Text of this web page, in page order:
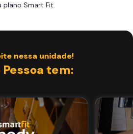
e aeróbicos
Smart Fit.
nessa unidade!
Pessoa tem: